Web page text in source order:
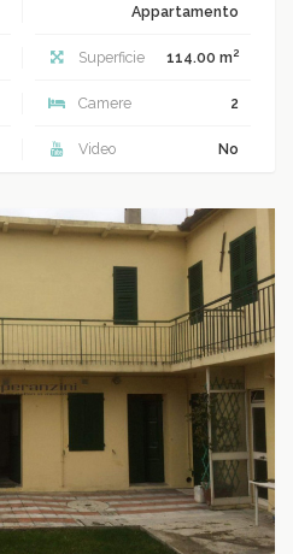
Appartamento
Superficie 114.00 m2
Camere 2
Video No